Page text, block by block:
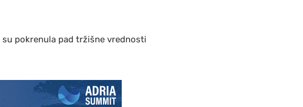
pokrenula pad tržišne vrednosti